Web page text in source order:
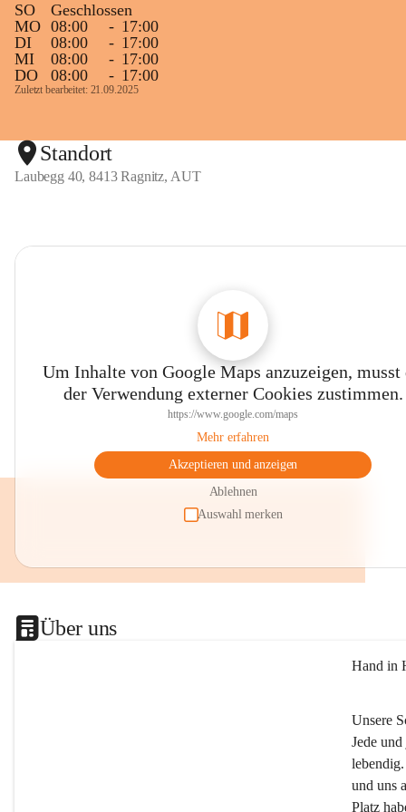
SO
Geschlossen
MO 08:00 - 17:00
DI
08:00 - 17:00
MI
08:00 - 17:00
DO
08:00 - 17:00
Zuletzt bearbeitet: 21.09.2025
Standort
Laubegg 40, 8413 Ragnitz, AUT
Um Inhalte von Google Maps anzuzeigen, musst
der Verwendung externer Cookies zustimmen.
https://www.google.com/maps
Mehr erfahren
Akzeptieren und anzeigen
Ablehnen
Auswahl merken
Über uns
Hand in
Unsere
Jede
und uns
Platz